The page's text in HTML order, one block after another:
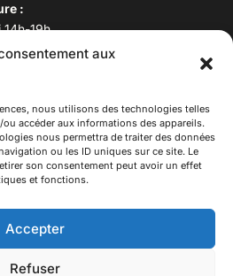
aux
nous utilisons des technologies telles
accéder aux informations des appareils.
nous permettra de traiter des données
ou les ID uniques sur ce site. Le
son consentement peut avoir un effet
et fonctions.
Accepter
Refuser
:
19h